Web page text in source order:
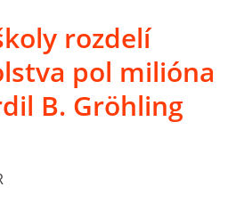
rozdelí
pol milióna
B. Gröhling